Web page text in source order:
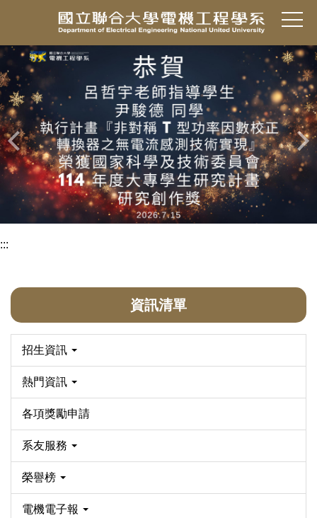
主
要
內
容
區
:::
資訊清單
招生資訊
熱門資訊
各項獎勵申請
系友服務
榮譽榜
電機電子報